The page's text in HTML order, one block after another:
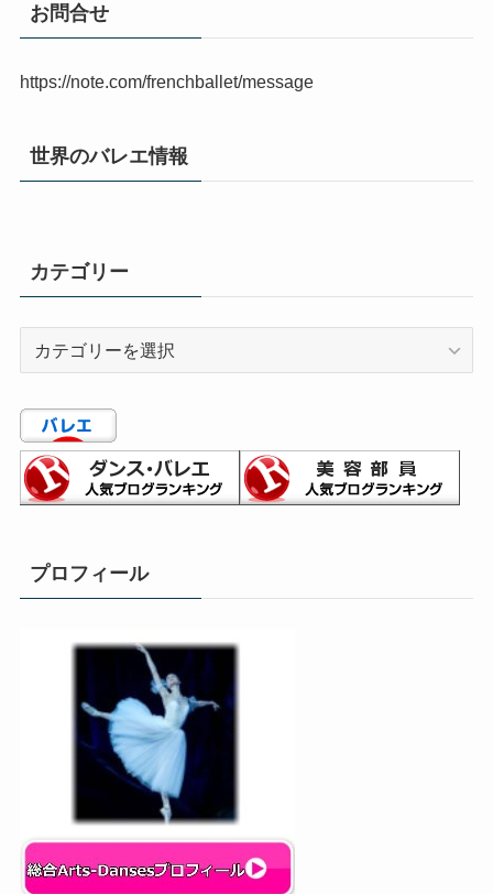
お問合せ
https://note.com/frenchballet/message
世界のバレエ情報
カテゴリー
ー
プロフィール